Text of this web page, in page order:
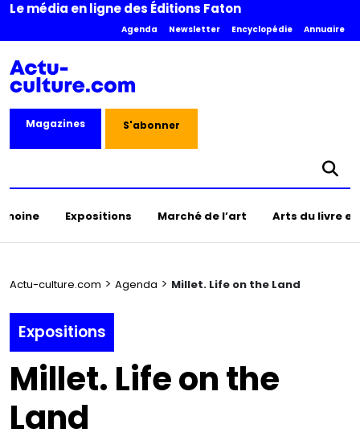
Le média en ligne des Éditions Faton
Agenda Newsletter Encyclopédie Annuaire
Magazines S'abonner
Expositions Marché de l’art Arts du livre
Actu-culture.com > Agenda > Millet. Life on the Land
Expositions
Millet. Life on the
Land